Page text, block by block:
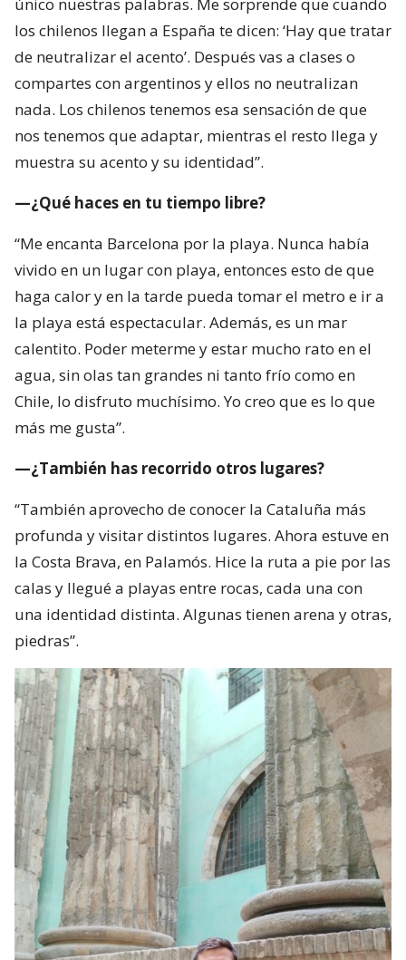
único nuestras palabras. Me sorprende que cuando
los chilenos llegan a España te dicen: ‘Hay que tratar
de neutralizar el acento’. Después vas a clases o
compartes con argentinos y ellos no neutralizan
nada. Los chilenos tenemos esa sensación de que
nos tenemos que adaptar, mientras el resto llega y
muestra su acento y su identidad”.
—¿Qué haces en tu tiempo libre?
“Me encanta Barcelona por la playa. Nunca había
vivido en un lugar con playa, entonces esto de que
haga calor y en la tarde pueda tomar el metro e ir a
la playa está espectacular. Además, es un mar
calentito. Poder meterme y estar mucho rato en el
agua, sin olas tan grandes ni tanto frío como en
Chile, lo disfruto muchísimo. Yo creo que es lo que
más me gusta”.
—¿También has recorrido otros lugares?
“También aprovecho de conocer la Cataluña más
profunda y visitar distintos lugares. Ahora estuve en
la Costa Brava, en Palamós. Hice la ruta a pie por las
calas y llegué a playas entre rocas, cada una con
una identidad distinta. Algunas tienen arena y otras,
piedras”.